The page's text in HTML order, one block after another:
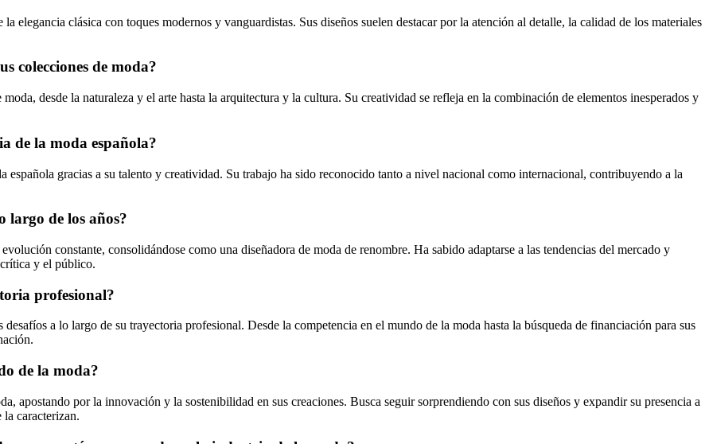
elegancia clásica con toques modernos y vanguardistas. Sus diseños suelen destacar por la atención al detalle, la calidad de los materiales
colecciones de moda?
desde la naturaleza y el arte hasta la arquitectura y la cultura. Su creatividad se refleja en la combinación de elementos inesperados y
de la moda española?
gracias a su talento y creatividad. Su trabajo ha sido reconocido tanto a nivel nacional como internacional, contribuyendo a la
largo de los años?
constante, consolidándose como una diseñadora de moda de renombre. Ha sabido adaptarse a las tendencias del mercado y
y el público.
profesional?
a lo largo de su trayectoria profesional. Desde la competencia en el mundo de la moda hasta la búsqueda de financiación para sus
de la moda?
apostando por la innovación y la sostenibilidad en sus creaciones. Busca seguir sorprendiendo con sus diseños y expandir su presencia a
caracterizan.